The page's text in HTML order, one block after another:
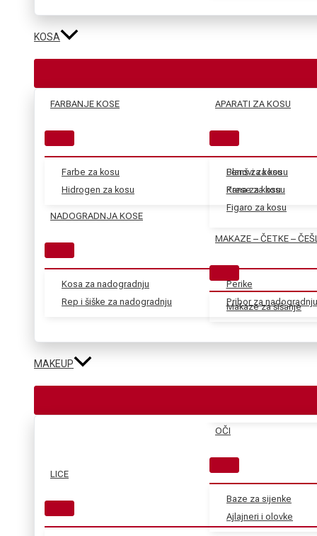
KOSA
FARBANJE KOSE
Farbe za kosu
Hidrogen za kosu
Blanš za kosu
Kana za kosu
NADOGRADNJA KOSE
Kosa za nadogradnju
Rep i šiške za nadogradnju
Perike
Pribor za
APARATI ZA KOSU
Fenovi za kosu
Prese za kosu
Figaro za kosu
MAKAZE – ČETKE –
Makaze za šišanje
MAKEUP
LICE
OČI
Baze za sijenke
Ajlajneri i olovke